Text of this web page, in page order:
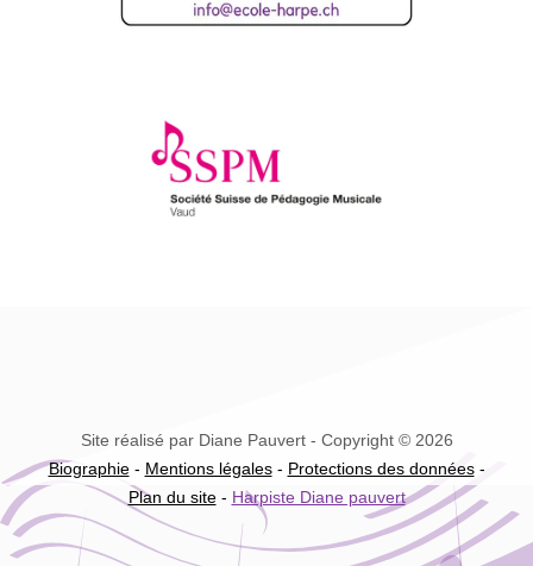
Site réalisé par Diane Pauvert - Copyright © 2026
Biographie- Mentions légales- Protections des données-
Plan du site- Harpiste Diane pauvert